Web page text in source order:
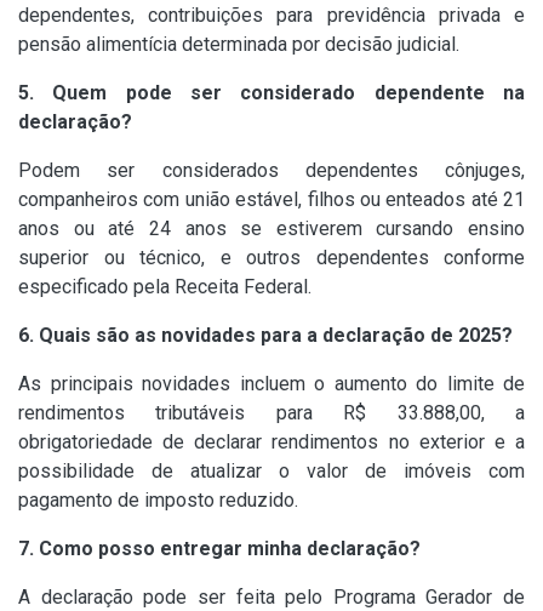
dependentes, contribuições para previdência privada e
pensão alimentícia determinada por decisão judicial. ​
5. Quem pode ser considerado dependente na
declaração?
Podem ser considerados dependentes cônjuges,
companheiros com união estável, filhos ou enteados até 21
anos ou até 24 anos se estiverem cursando ensino
superior ou técnico, e outros dependentes conforme
especificado pela Receita Federal.
6. Quais são as novidades para a declaração de 2025?
As principais novidades incluem o aumento do limite de
rendimentos tributáveis para R$ 33.888,00, a
obrigatoriedade de declarar rendimentos no exterior e a
possibilidade de atualizar o valor de imóveis com
pagamento de imposto reduzido.
7. Como posso entregar minha declaração?
A declaração pode ser feita pelo Programa Gerador de